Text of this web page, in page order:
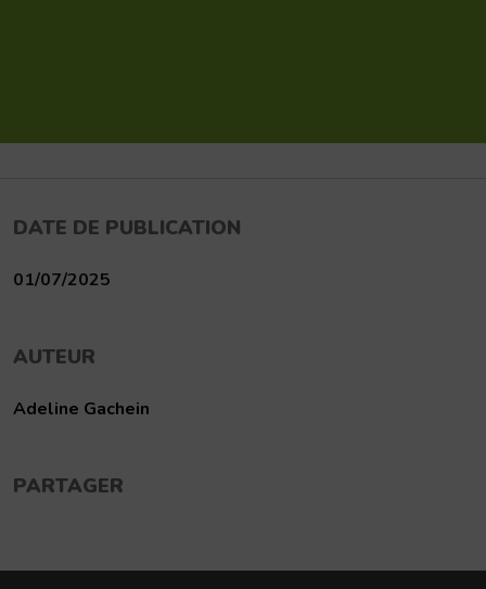
DATE DE PUBLICATION
01/07/2025
AUTEUR
Adeline Gachein
PARTAGER